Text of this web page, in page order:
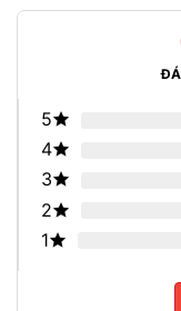
5
4
3
2
1